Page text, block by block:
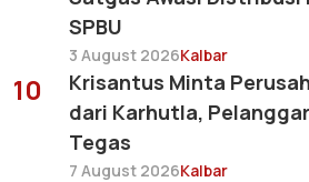
SPBU
3 August 2026Kalbar
10
Krisantus Minta
dari Karhutla,
Tegas
7 August 2026Kalbar